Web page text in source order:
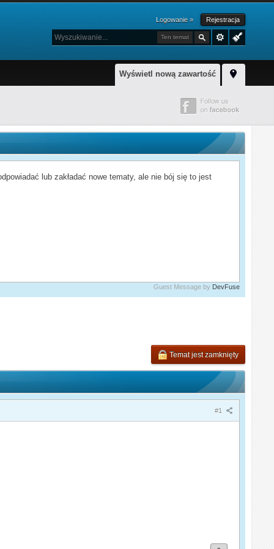
Logowanie » Rejestracja
Ten temat
Wyświetl nową zawartość
lub zakładać nowe tematy, ale nie bój się to jest
Guest Message by DevFuse
Temat jest zamknięty
#1